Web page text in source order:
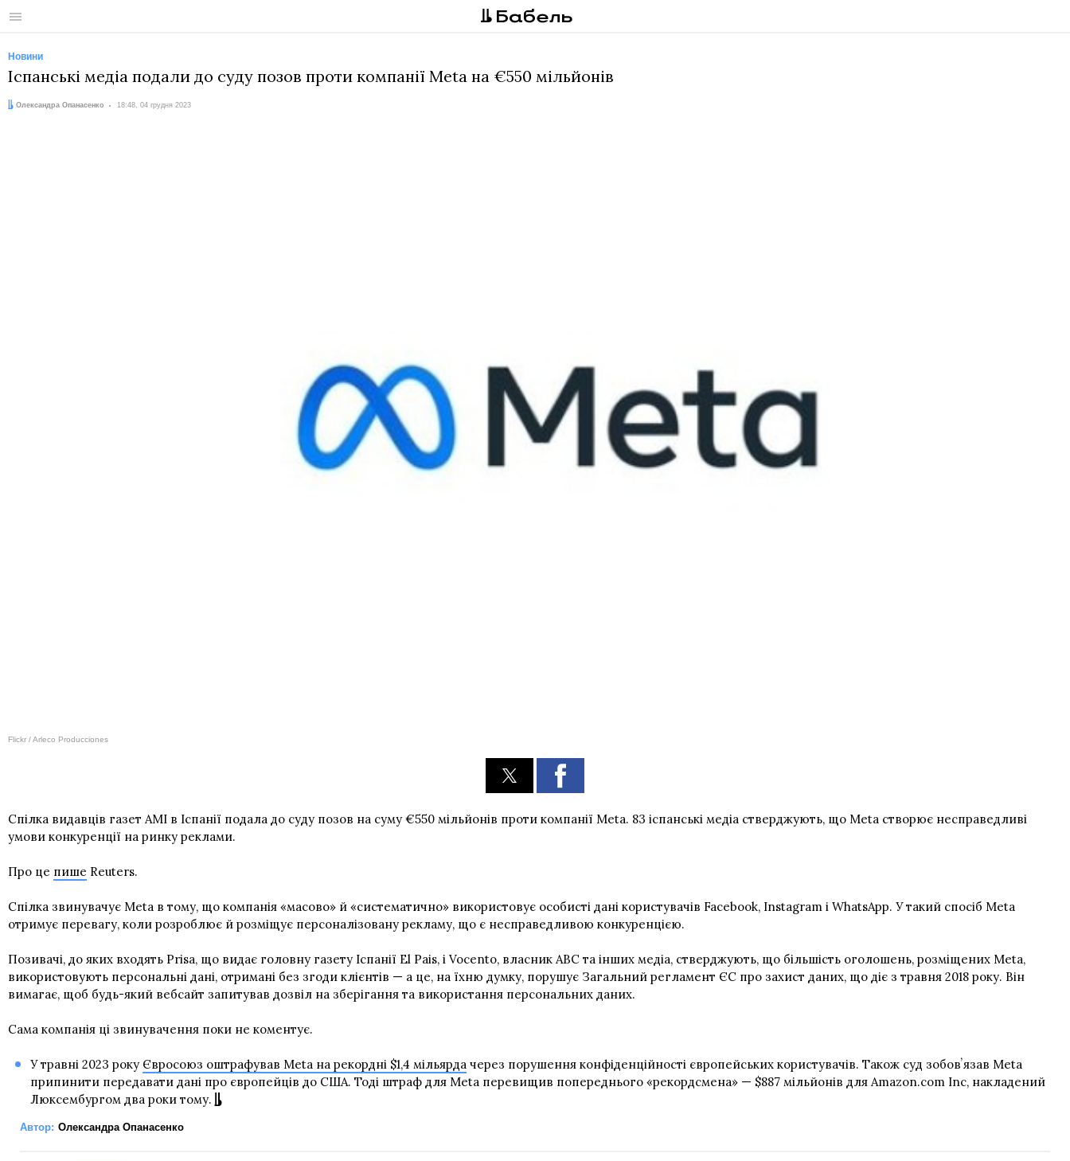
Меню
Новини
Іспанські медіа подали до суду позов проти компанії Meta на €550 мільйонів
Автор:
Олександра Опанасенко
Дата: 18:48, 04 грудня 2023
Flickr / Arleco Producciones
Спілка видавців газет AMI в Іспанії подала до суду позов на суму €550 мільйонів проти компанії Meta. 83 іспанські медіа стверджують, що Meta створює несправедливі
умови конкуренції на ринку реклами.
Про це пише Reuters.
Спілка звинувачує Meta в тому, що компанія «масово» й «систематично» використовує особисті дані користувачів Facebook, Instagram і WhatsApp. У такий спосіб Meta
отримує перевагу, коли розроблює й розміщує персоналізовану рекламу, що є несправедливою конкуренцією.
Позивачі, до яких входять Prisa, що видає головну газету Іспанії El Pais, і Vocento, власник ABC та інших медіа, стверджують, що більшість оголошень, розміщених Meta,
використовують персональні дані, отримані без згоди клієнтів — а це, на їхню думку, порушує Загальний регламент ЄС про захист даних, що діє з травня 2018 року. Він
вимагає, щоб будь-який вебсайт запитував дозвіл на зберігання та використання персональних даних.
Сама компанія ці звинувачення поки не коментує.
У травні 2023 року Євросоюз оштрафував Meta на рекордні $1,4 мільярдачерез порушення конфіденційності європейських користувачів. Також суд зобовʼязав Meta
припинити передавати дані про європейців до США. Тоді штраф для Meta перевищив попереднього «рекордсмена» — $887 мільйонів для Amazon.com Inc, накладений
Люксембургом два роки тому.
Автор: Олександра Опанасенко